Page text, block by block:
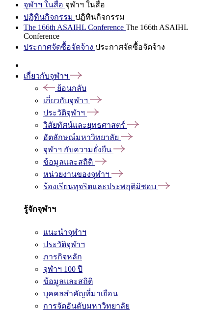
จุฬาฯ ในสื่อ จุฬาฯ ในสื่อ
ปฏิทินกิจกรรม ปฏิทินกิจกรรม
The 166th ASAIHL Conference The 166th ASAIHL
Conference
ประกาศจัดซื้อจัดจ้าง ประกาศจัดซื้อจัดจ้าง
เกี่ยวกับจุฬาฯ
ย้อนกลับ
เกี่ยวกับจุฬาฯ
ประวัติจุฬาฯ
วิสัยทัศน์และยุทธศาสตร์
อัตลักษณ์มหาวิทยาลัย
จุฬาฯ กับความยั่งยืน
ข้อมูลและสถิติ
หน่วยงานของจุฬาฯ
ร้องเรียนทุจริตและประพฤติมิชอบ
รู้จักจุฬาฯ
แนะนำจุฬาฯ
ประวัติจุฬาฯ
ภารกิจหลัก
จุฬาฯ 100 ปี
ข้อมูลและสถิติ
บุคคลสำคัญที่มาเยือน
การจัดอันดับมหาวิทยาลัย